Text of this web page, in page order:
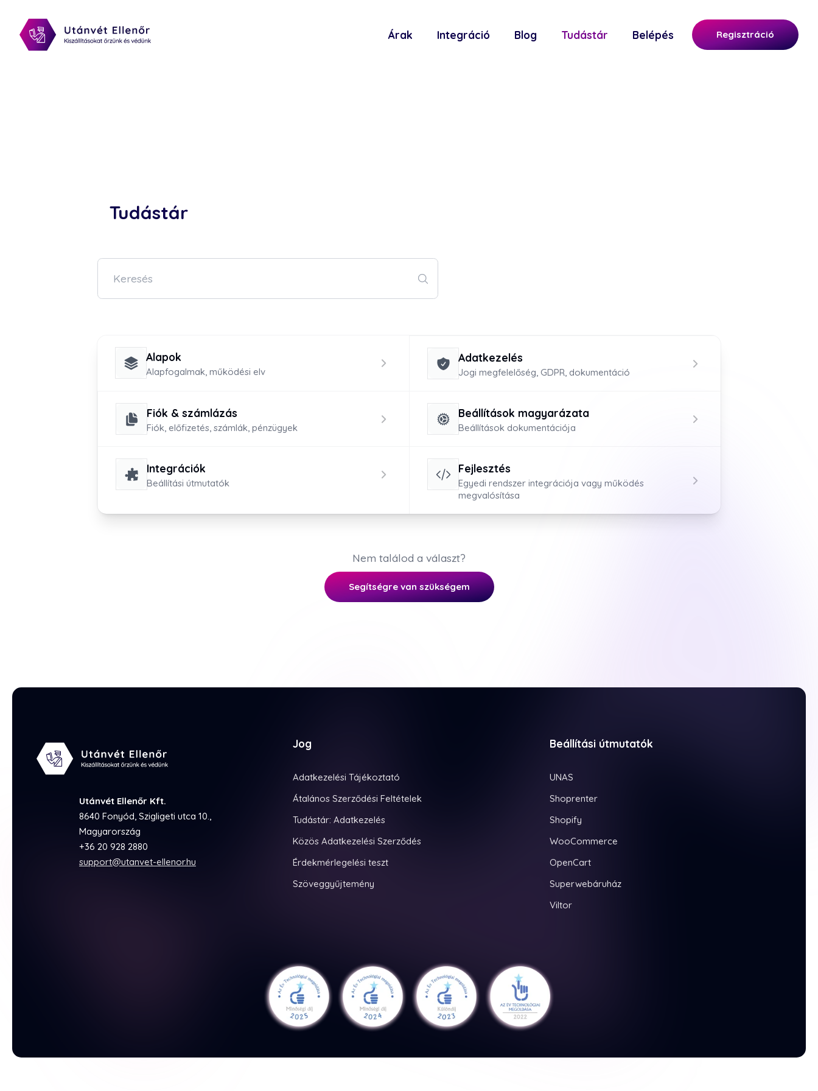
Árak Integráció Blog Tudástár Belépés Regisztráció
Tudástár
Alapok
Alapfogalmak, működési elv
Adatkezelés
Jogi megfelelőség, GDPR, dokumentáció
Fiók & számlázás
Fiók, előfizetés, számlák, pénzügyek
Beállítások magyarázata
Beállítások dokumentációja
Integrációk
Beállítási útmutatók
Fejlesztés
Egyedi rendszer integrációja vagy működés
megvalósítása
Nem találod a választ?
Segítségre van szükségem
Utánvét Ellenőr Kft.
8640 Fonyód, Szigligeti utca 10.,
Magyarország
+36 20 928 2880
support@utanvet-ellenor.hu
Jog
Adatkezelési Tájékoztató
Átalános Szerződési Feltételek
Tudástár: Adatkezelés
Közös Adatkezelési Szerződés
Érdekmérlegelési teszt
Szöveggyűjtemény
Beállítási útmutatók
UNAS
Shoprenter
Shopify
WooCommerce
OpenCart
Superwebáruház
Viltor